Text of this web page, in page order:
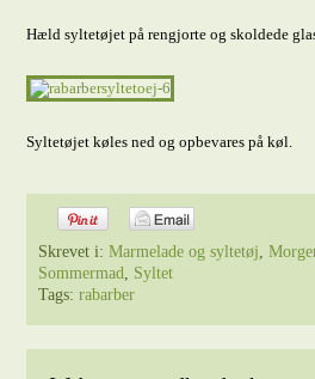
Hæld syltetøjet på rengjorte og skoldede
Syltetøjet køles ned og opbevares på køl.
Skrevet i:Marmelade og syltetøj,
Sommermad, Syltet
Tags:rabarber